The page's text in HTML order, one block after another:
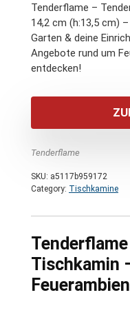
Tenderflame –
14,2 cm (h:13,5 cm)
Garten & deine
Angebote rund um
entdecken!
Tenderflame
SKU: a5117b959172
Category: Tischkamine
Tischkamin